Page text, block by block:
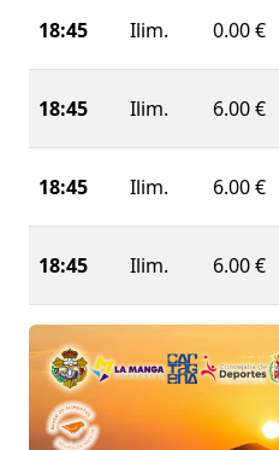
18:45 Ilim. 0.00 €
18:45 Ilim. 6.00 €
18:45 Ilim. 6.00 €
18:45 Ilim. 6.00 €